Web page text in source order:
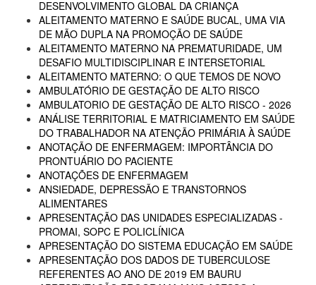
DESENVOLVIMENTO GLOBAL DA CRIANÇA
ALEITAMENTO MATERNO E SAÚDE BUCAL, UMA VIA
DE MÃO DUPLA NA PROMOÇÃO DE SAÚDE
ALEITAMENTO MATERNO NA PREMATURIDADE, UM
DESAFIO MULTIDISCIPLINAR E INTERSETORIAL
ALEITAMENTO MATERNO: O QUE TEMOS DE NOVO
AMBULATÓRIO DE GESTAÇÃO DE ALTO RISCO
AMBULATORIO DE GESTAÇÃO DE ALTO RISCO - 2026
ANÁLISE TERRITORIAL E MATRICIAMENTO EM SAÚDE
DO TRABALHADOR NA ATENÇÃO PRIMÁRIA À SAÚDE
ANOTAÇÃO DE ENFERMAGEM: IMPORTÂNCIA DO
PRONTUÁRIO DO PACIENTE
ANOTAÇÕES DE ENFERMAGEM
ANSIEDADE, DEPRESSÃO E TRANSTORNOS
ALIMENTARES
APRESENTAÇÃO DAS UNIDADES ESPECIALIZADAS -
PROMAI, SOPC E POLICLÍNICA
APRESENTAÇÃO DO SISTEMA EDUCAÇÃO EM SAÚDE
APRESENTAÇÃO DOS DADOS DE TUBERCULOSE
REFERENTES AO ANO DE 2019 EM BAURU